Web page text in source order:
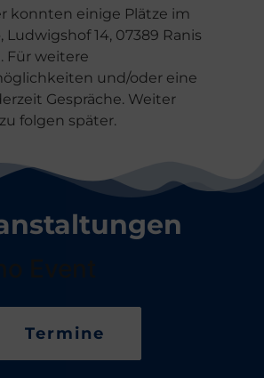
konnten einige Plätze im
Ludwigshof 14, 07389 Ranis
Für weitere
und/oder eine
Gespräche. Weiter
folgen später.
Termine